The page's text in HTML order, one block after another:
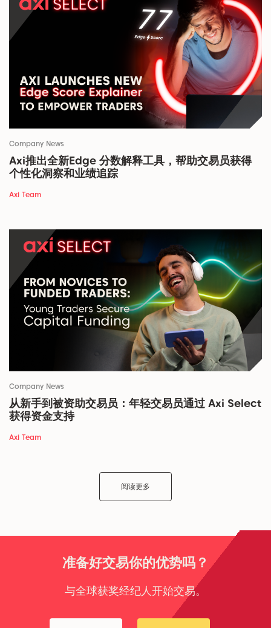
Company News
Axi推出全新Edge 分数解释工具，帮助交易员获得
个性化洞察和业绩追踪
Axi Team
Company News
从新手到被资助交易员：年轻交易员通过 Axi Select
获得资金支持
Axi Team
阅读更多
准备好交易你的优势吗？
与全球获奖经纪人开始交易。